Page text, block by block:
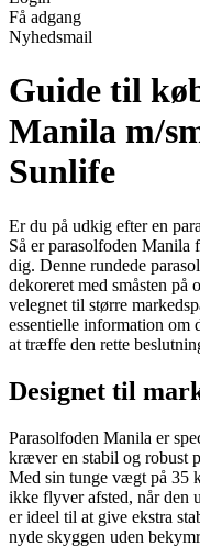
Få adgang
Nyhedsmail
Guide til
Manila m/
Sunlife
Er du på udkig efter en
Så er parasolfoden Manila
dig. Denne rundede
dekoreret med småsten
velegnet til større
essentielle information om
at træffe den rette
Designet til
Parasolfoden Manila er
kræver en stabil og robust
Med sin tunge vægt på 35
ikke flyver afsted, når den
er ideel til at give ekstra
nyde skyggen uden